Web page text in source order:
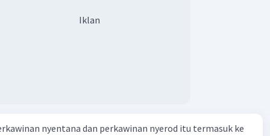
penyelesaian konflik atau manajemen konflik dapat
Konflik dapat memperkuat struktur hubungan sosial
Iklan
nyentana dan perkawinan nyerod itu termasuk ke